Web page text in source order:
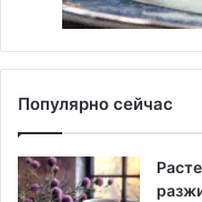
Популярно сейчас